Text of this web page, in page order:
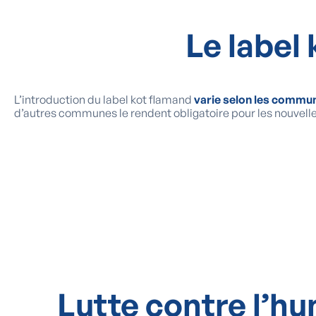
Le
L’introduction du label kot flamand varie selon les
d’autres communes le rendent obligatoire pour les
Lutte contre